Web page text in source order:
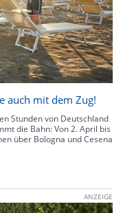
auch mit dem Zug!
Stunden von Deutschland
die Bahn: Von 2. April bis
über Bologna und Cesena
ANZEIGE